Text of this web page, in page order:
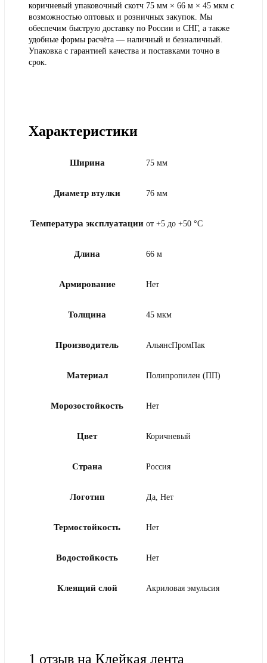
коричневый упаковочный скотч 75 мм × 66 м × 45 мкм с
возможностью оптовых и розничных закупок. Мы
обеспечим быструю доставку по России и СНГ, а также
удобные формы расчёта — наличный и безналичный.
Упаковка с гарантией качества и поставками точно в
срок.
Характеристики
Ширина 75 мм
Диаметр втулки 76 мм
Температура эксплуатации от +5 до +50 °С
Длина 66 м
Армирование Нет
Толщина 45 мкм
Производитель АльянсПромПак
Материал Полипропилен (ПП)
Морозостойкость Нет
Цвет Коричневый
Страна Россия
Логотип Да, Нет
Термостойкость Нет
Водостойкость Нет
Клеящий слой Акриловая эмульсия
1 отзыв на Клейкая лента